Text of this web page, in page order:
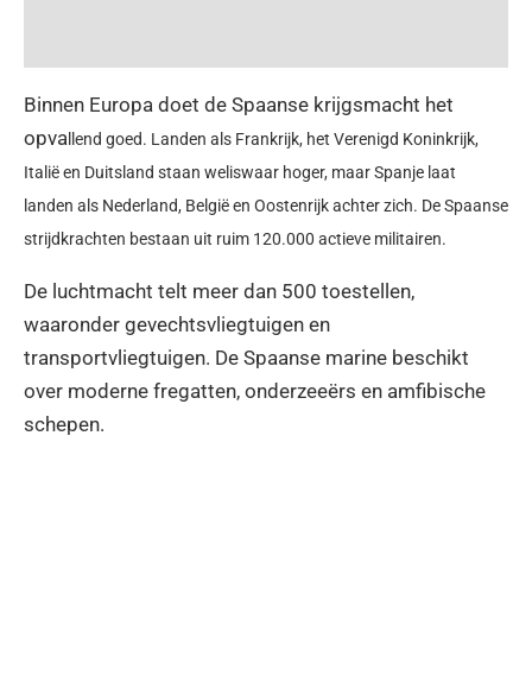
Binnen Europa doet de Spaanse krijgsmacht het
opva llend goed. Landen als Frankrijk, het Verenigd Koninkrijk,
Italië en Duitsland staan weliswaar hoger, maar Spanje laat
landen als Nederland, België en Oostenrijk achter zich. De Spaanse
strijdkrachten bestaan uit ruim 120.000 actieve militairen.
De luchtmacht telt meer dan 500 toestellen,
waaronder gevechtsvliegtuigen en
transportvliegtuigen. De Spaanse marine beschikt
over moderne fregatten, onderzeeërs en amfibische
schepen.